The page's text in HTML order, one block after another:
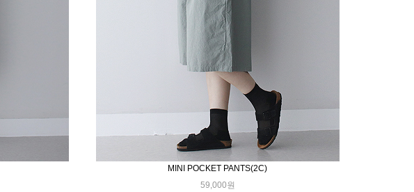
MINI POCKET PANTS(2C)
59,000원